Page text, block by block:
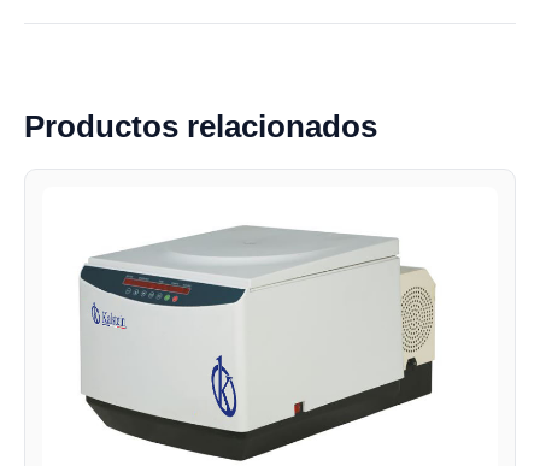
Productos relacionados